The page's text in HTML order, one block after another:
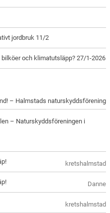
jordbruk 11/2
och klimatutsläpp? 27/1-2026
– Halmstads naturskyddsförening
– Naturskyddsföreningen i
kretshalmstad
Danne
kretshalmstad